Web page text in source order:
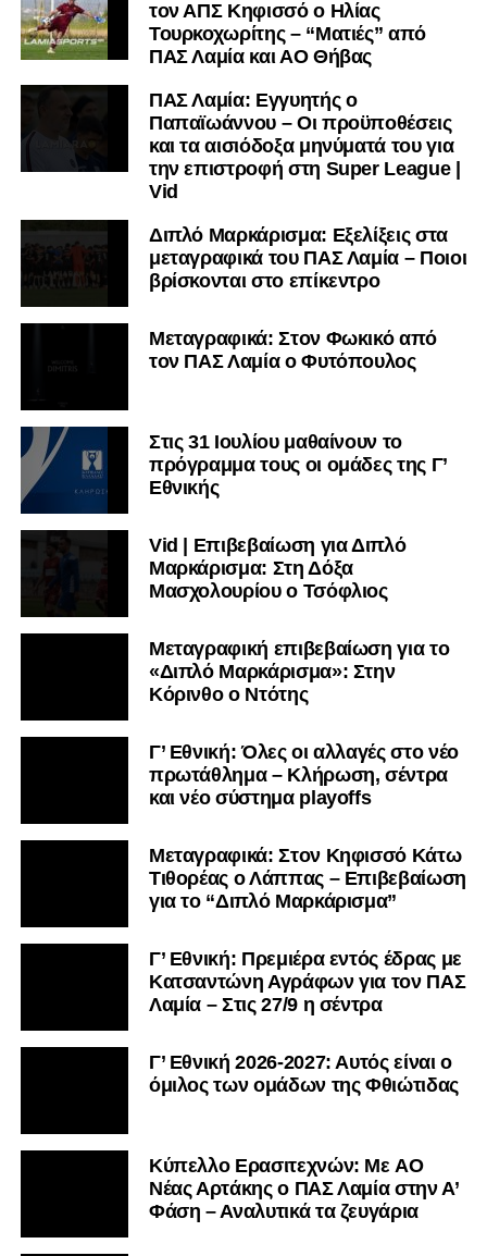
τον ΑΠΣ Κηφισσό ο Ηλίας
Τουρκοχωρίτης – “Ματιές” από
ΠΑΣ Λαμία και ΑΟ Θήβας
ΠΑΣ Λαμία: Εγγυητής ο
Παπαϊωάννου – Οι προϋποθέσεις
και τα αισιόδοξα μηνύματά του για
την επιστροφή στη Super League |
Vid
Διπλό Μαρκάρισμα: Εξελίξεις στα
μεταγραφικά του ΠΑΣ Λαμία – Ποιοι
βρίσκονται στο επίκεντρο
Μεταγραφικά: Στον Φωκικό από
τον ΠΑΣ Λαμία ο Φυτόπουλος
Στις 31 Ιουλίου μαθαίνουν το
πρόγραμμα τους οι ομάδες της Γ’
Εθνικής
Vid | Επιβεβαίωση για Διπλό
Μαρκάρισμα: Στη Δόξα
Μασχολουρίου ο Τσόφλιος
Μεταγραφική επιβεβαίωση για το
«Διπλό Μαρκάρισμα»: Στην
Κόρινθο ο Ντότης
Γ’ Εθνική: Όλες οι αλλαγές στο νέο
πρωτάθλημα – Κλήρωση, σέντρα
και νέο σύστημα playoffs
Μεταγραφικά: Στον Κηφισσό Κάτω
Τιθορέας ο Λάππας – Επιβεβαίωση
για το “Διπλό Μαρκάρισμα”
Γ’ Εθνική: Πρεμιέρα εντός έδρας με
Κατσαντώνη Αγράφων για τον ΠΑΣ
Λαμία – Στις 27/9 η σέντρα
Γ’ Εθνική 2026-2027: Αυτός είναι ο
όμιλος των ομάδων της Φθιώτιδας
Kύπελλο Ερασιτεχνών: Με AO
Nέας Αρτάκης ο ΠΑΣ Λαμία στην Α’
Φάση – Αναλυτικά τα ζευγάρια